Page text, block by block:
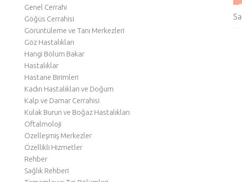
Genel Cerrahi
Göğüs Cerrahisi
Görüntüleme ve Tanı Merkezleri
Göz Hastalıkları
Hangi Bölüm Bakar
Hastalıklar
Hastane Birimleri
Kadın Hastalıkları ve Doğum
Kalp ve Damar Cerrahisi
Kulak Burun ve Boğaz Hastalıkları
Oftalmoloji
Özelleşmiş Merkezler
Özellikli Hizmetler
Rehber
Sağlık Rehberi